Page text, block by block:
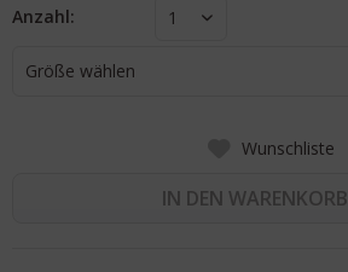
Anzahl: 1
Größe wählen
Wunschliste
IN DEN WARENKORB